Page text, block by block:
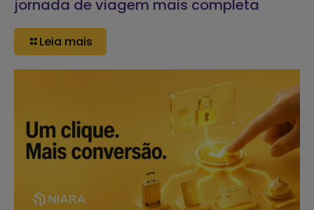
jornada de viagem mais completa
Leia mais